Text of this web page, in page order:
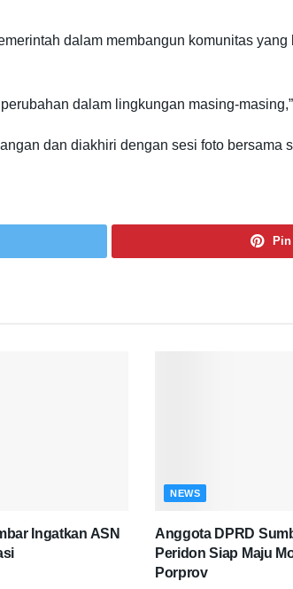
dalam membangun komunitas
dalam lingkungan masing-
dan diakhiri dengan sesi foto bersama
Pin
Ingatkan ASN
NEWS
Anggota DPRD
Peridon Siap Maju
Porprov